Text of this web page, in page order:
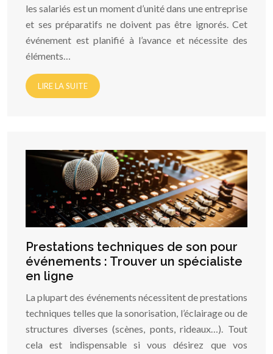
les salariés est un moment d’unité dans une entreprise
et ses préparatifs ne doivent pas être ignorés. Cet
événement est planifié à l’avance et nécessite des
éléments…
LIRE LA SUITE
Prestations techniques de son pour
événements : Trouver un spécialiste
en ligne
La plupart des événements nécessitent de prestations
techniques telles que la sonorisation, l’éclairage ou de
structures diverses (scènes, ponts, rideaux…). Tout
cela est indispensable si vous désirez que vos